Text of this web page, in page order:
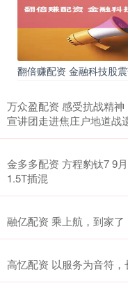
翻倍赚配资 金融科技股
万众盈配资 感受抗战精神
宣讲团走进焦庄户地道战
金多多配资 方程豹钛7 9
1.5T插混
融亿配资 乘上航，到家
高忆配资 以服务为音符